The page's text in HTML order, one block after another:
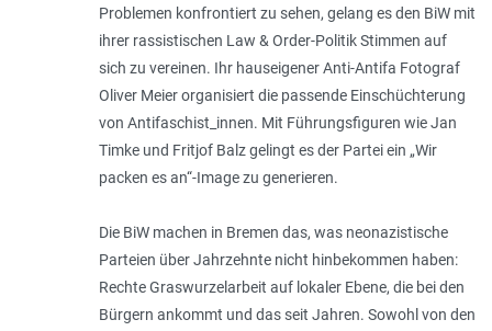
Problemen konfrontiert zu sehen, gelang es den BiW mit
ihrer rassistischen Law & Order-Politik Stimmen auf
sich zu vereinen. Ihr hauseigener Anti-Antifa Foto­graf
Oliver Meier organisiert die passende Einschüchterung
von Antifaschist_innen. Mit Führungsfiguren wie Jan
Timke und Fritjof Balz gelingt es der Partei ein „Wir
packen es an“-Image zu generieren.
Die BiW machen in Bremen das, was neonazistische
Parteien über Jahrzehnte nicht hinbekommen haben:
Rechte Gras­wurzelarbeit auf lokaler Ebene, die bei den
Bürgern ankommt und das seit Jahren. Sowohl von den